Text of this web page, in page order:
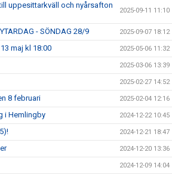
uppesittarkväll och nyårsafton
2025-09-11 11:10
- SÖNDAG 28/9 2025-09-07 18:12
maj kl 18:00 2025-05-06 11:32
2025-03-06 13:39
2025-02-27 14:52
8 februari 2025-02-04 12:16
i Hemlingby 2024-12-22 10:45
2024-12-21 18:47
2024-12-20 13:36
2024-12-09 14:04